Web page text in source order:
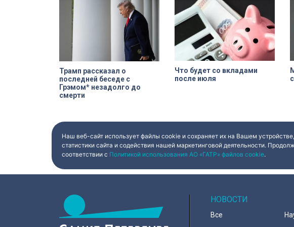
спортсменов и крупных
корпораций. Производитель
спортивной одежды потерял
товар почти на 10 миллионов
рублей.
Трамп рассказал о
последней беседе с
Грэмом* незадолго до
смерти
Что будет со вкладами
после июля
Наш веб-сайт использует файлы cookie и сохраняет их на Вашем
статистики сайта и содействия нашей маркетинговой деятельности.
соответствии с Политикой использования АО «ГАТР» файлов cookie.
НОВОСТИ
Все